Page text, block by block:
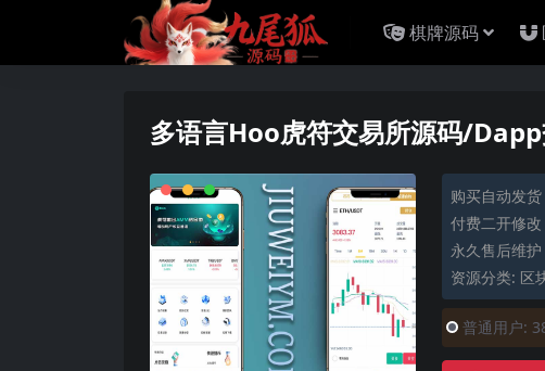
棋牌源码
多语言Hoo虎符交易所源码/
购买自动发货
付费二开修改
永久售后维护
资源分类: 区
普通用户: